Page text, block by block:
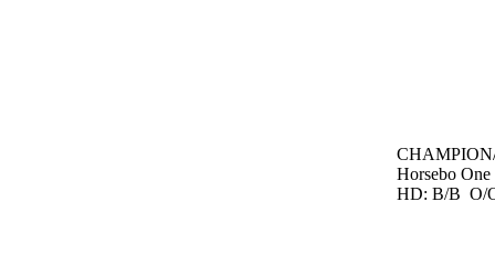
Horsebo One
HD: B/B O/